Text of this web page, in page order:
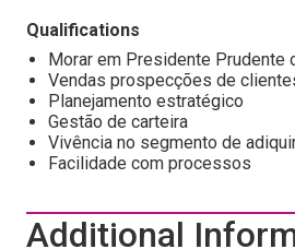
Qualifications
Morar em Presidente Prudente
Vendas prospecções de
Planejamento estratégico
Gestão de carteira
Vivência no segmento de
Facilidade com processos
Additional